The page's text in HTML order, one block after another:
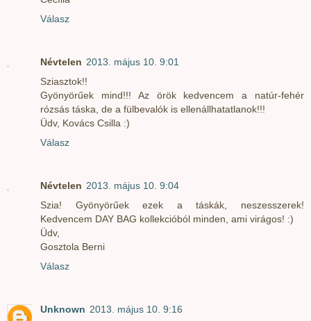
Válasz
Névtelen 2013. május 10. 9:01
Sziasztok!!
Gyönyörűek mind!!! Az örök kedvencem a natúr-fehér
rózsás táska, de a fülbevalók is ellenállhatatlanok!!!
Üdv, Kovács Csilla :)
Válasz
Névtelen 2013. május 10. 9:04
Szia! Gyönyörűek ezek a táskák, neszesszerek!
Kedvencem DAY BAG kollekcióból minden, ami virágos! :)
Üdv,
Gosztola Berni
Válasz
Unknown 2013. május 10. 9:16